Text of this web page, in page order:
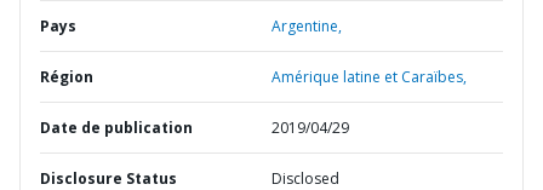
Pays Argentine,
Région Amérique latine et Caraïbes,
Date de publication 2019/04/29
Disclosure Status Disclosed